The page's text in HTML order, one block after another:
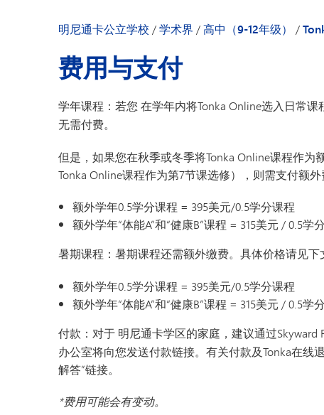
明尼通卡公立学校 /学术界 /高中（9-12年级） /
费用与支付
学年课程：若您在学年内将Tonka Online选入日常
无需付费。
但是，如果您在秋季或冬季将Tonka Online课程作
Tonka Online课程作为第7节课选修），则需支付额外
额外学年0.5学分课程 = 395美元/0.5学分课程
额外学年“体能A”和“健康B”课程 = 315美元 / 0.5学
暑期课程： 暑期课程还需额外缴费。具体价格请见下
额外学年0.5学分课程 = 395美元/0.5学分课程
额外学年“体能A”和“健康B”课程 = 315美元 / 0.5学
付款：对于 明尼通卡学区的家庭，建议通过
办公室将向您发送付款链接。有关付款及Tonka在线
解答”链接。
*费用可能会有变动。